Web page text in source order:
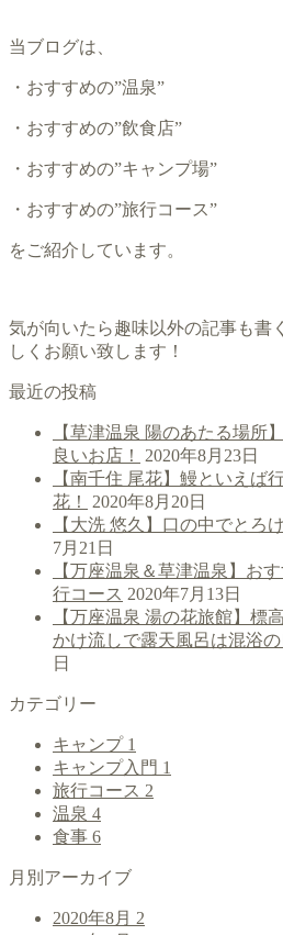
当ブログは、
・おすすめの”温泉”
・おすすめの”飲食店”
・おすすめの”キャンプ場”
・おすすめの”旅行コース”
をご紹介しています。
気が向いたら趣味以外の記事も書
しくお願い致します！
最近の投稿
【草津温泉 陽のあたる場所
良いお店！
2020年8月23日
【南千住 尾花】鰻といえば
花！
2020年8月20日
【大洗 悠久】口の中でとろ
7月21日
【万座温泉＆草津温泉】お
行コース 2020年7月13日
【万座温泉 湯の花旅館】標
かけ流しで露天風呂は混浴
日
カテゴリー
キャンプ 1
キャンプ入門 1
旅行コース 2
温泉 4
食事 6
月別アーカイブ
2020年8月 2